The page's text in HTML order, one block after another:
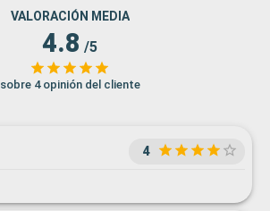
VALORACIÓN MEDIA
4.8 /5
sobre 4 opinión del cliente
4